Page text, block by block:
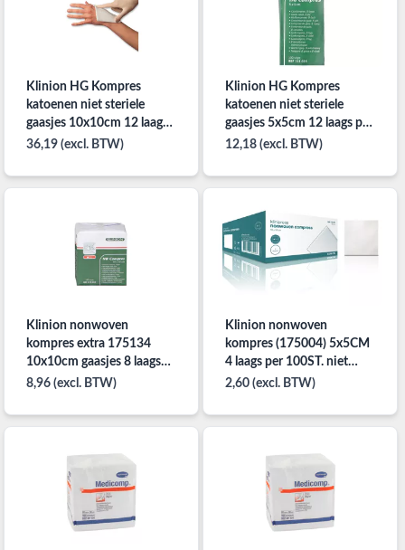
Klinion HG Kompres
katoenen niet steriele
gaasjes 10x10cm 12 laags
per 100st.
36,19 (excl. BTW)
Klinion HG Kompres
katoenen niet steriele
gaasjes 5x5cm 12 laags per
100st.
12,18 (excl. BTW)
Klinion nonwoven
kompres extra 175134
10x10cm gaasjes 8 laags
per 100st. niet steriel
8,96 (excl. BTW)
Klinion nonwoven
kompres (175004) 5x5CM
4 laags per 100ST. niet
steriel
2,60 (excl. BTW)